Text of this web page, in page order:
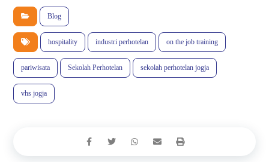
Blog
hospitality industri perhotelan on the job training
pariwisata Sekolah Perhotelan sekolah perhotelan jogja
vhs jogja